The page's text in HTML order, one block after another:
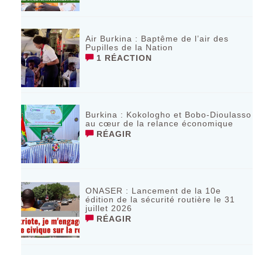
Air Burkina : Baptême de l’air des
Pupilles de la Nation
1 RÉACTION
Burkina : Kokologho et Bobo-Dioulasso
au cœur de la relance économique
RÉAGIR
ONASER : Lancement de la 10e
édition de la sécurité routière le 31
juillet 2026
RÉAGIR